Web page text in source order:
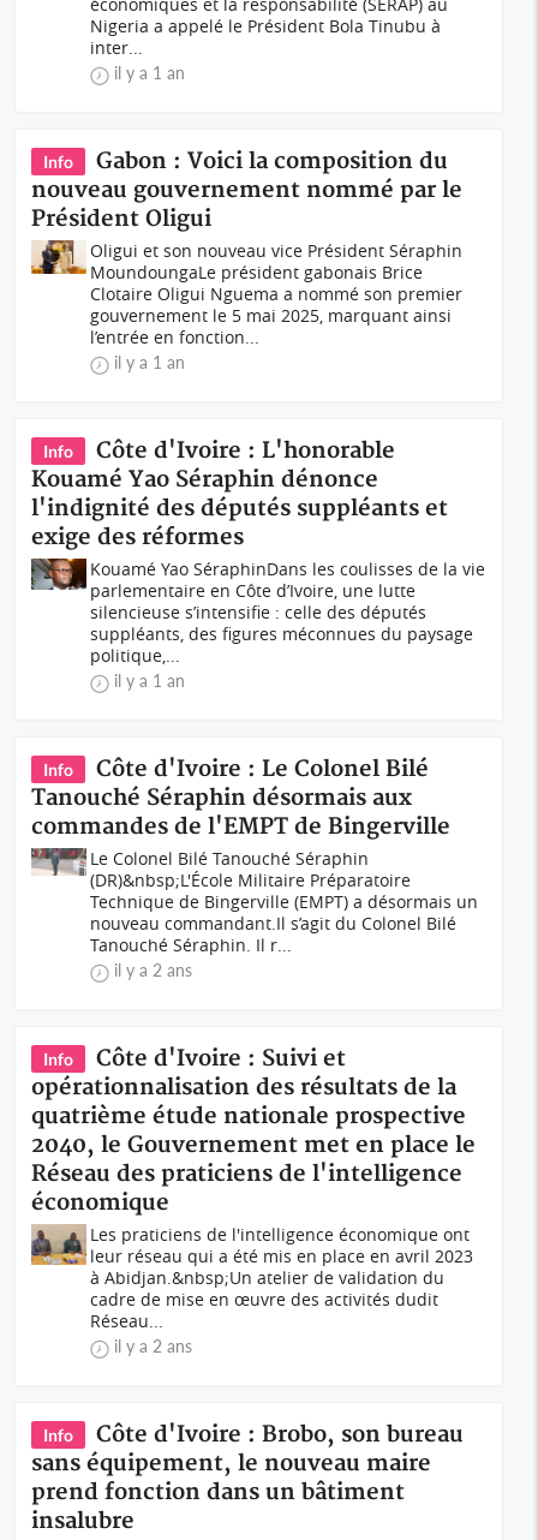
Nigeria a appelé le Président Bola Tinubu à
inter...
il y a 1 an
Info
Gabon : Voici la composition du
nouveau gouvernement nommé par le
Président Oligui
Oligui et son nouveau vice Président Séraphin
MoundoungaLe président gabonais Brice
Clotaire Oligui Nguema a nommé son premier
gouvernement le 5 mai 2025, marquant ainsi
l’entrée en fonction...
il y a 1 an
Info
Côte d'Ivoire : L'honorable
Kouamé Yao Séraphin dénonce
l'indignité des députés suppléants et
exige des réformes
Kouamé Yao SéraphinDans les coulisses de la vie
parlementaire en Côte d’Ivoire, une lutte
silencieuse s’intensifie : celle des députés
suppléants, des figures méconnues du paysage
politique,...
il y a 1 an
Info
Côte d'Ivoire : Le Colonel Bilé
Tanouché Séraphin désormais aux
commandes de l'EMPT de Bingerville
Le Colonel Bilé Tanouché Séraphin
(DR)&nbsp;L'École Militaire Préparatoire
Technique de Bingerville (EMPT) a désormais un
nouveau commandant.Il s’agit du Colonel Bilé
Tanouché Séraphin. Il r...
il y a 2 ans
Info
Côte d'Ivoire : Suivi et
opérationnalisation des résultats de la
quatrième étude nationale prospective
2040, le Gouvernement met en place le
Réseau des praticiens de l'intelligence
économique
Les praticiens de l'intelligence économique ont
leur réseau qui a été mis en place en avril 2023
à Abidjan.&nbsp;Un atelier de validation du
cadre de mise en œuvre des activités dudit
Réseau...
il y a 2 ans
Info
Côte d'Ivoire : Brobo, son bureau
sans équipement, le nouveau maire
prend fonction dans un bâtiment
insalubre